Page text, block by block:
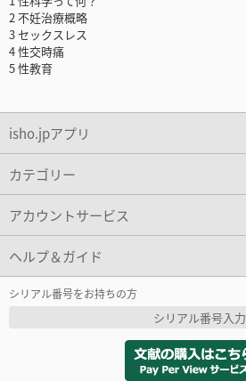
2 不妊治療概略
3 セックスレス
4 性交時痛
5 性教育
isho.jpアプリ
カテゴリー
アカウントサービス
ヘルプ＆ガイド
シリアル番号をお持ちの方
シリアル番号入力